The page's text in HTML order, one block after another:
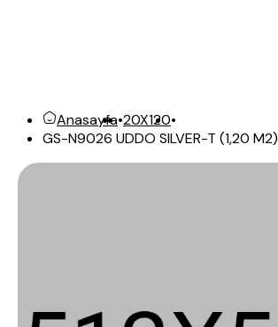
Anasayfa•20X120•
GS-N9026 UDDO SILVER-T (1,20 M2)